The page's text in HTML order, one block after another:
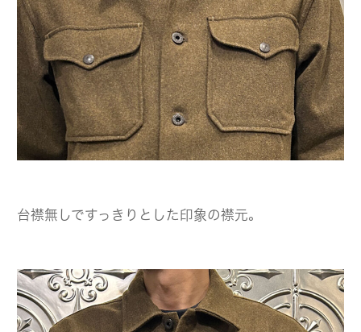
台襟無しですっきりとした印象の襟元。